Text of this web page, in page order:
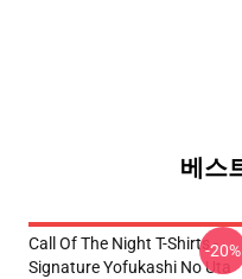
베스
Call Of The Night T-Shirts -
Signature Yofukashi No Uta
-20%